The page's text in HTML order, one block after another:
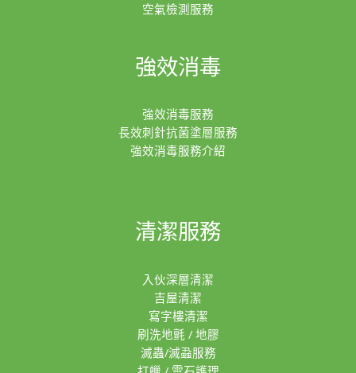
空氣檢測服務
強效消毒
強效消毒服務
長效刺針抗菌塗層服務
強效消毒服務介紹
清潔服務
入伙深層清潔
吉屋清潔
寫字樓清潔
刷洗地氈 / 地膠
滅蟲/滅蝨服務